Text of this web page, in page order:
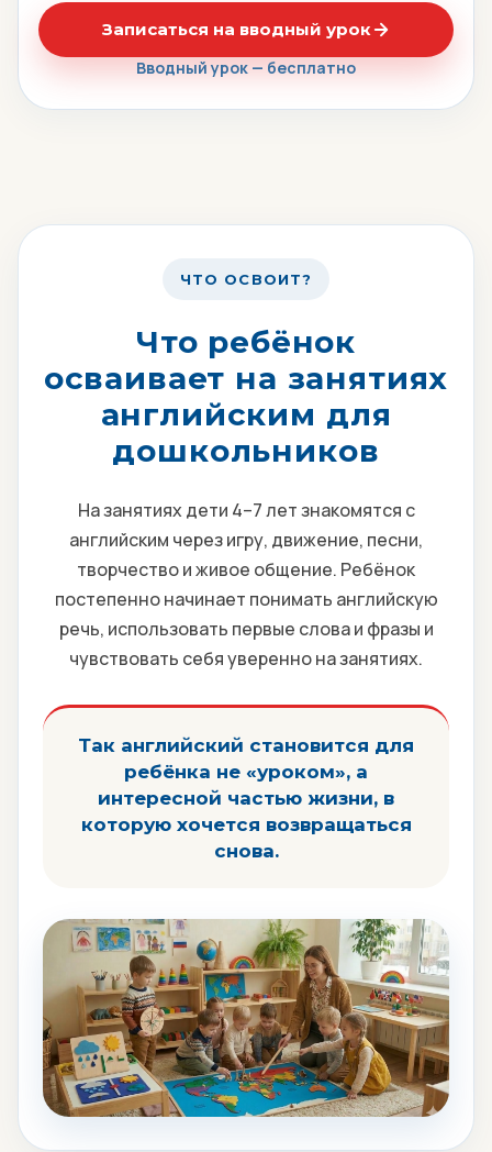
Записаться на вводный урок
Вводный урок — бесплатно
ЧТО ОСВОИТ?
Что ребёнок
осваивает на занятиях
английским для
дошкольников
На занятиях дети 4–7 лет знакомятся с
английским через игру, движение, песни,
творчество и живое общение. Ребёнок
постепенно начинает понимать английскую
речь, использовать первые слова и фразы и
чувствовать себя уверенно на занятиях.
Так английский становится для
ребёнка не «уроком», а
интересной частью жизни, в
которую хочется возвращаться
снова.